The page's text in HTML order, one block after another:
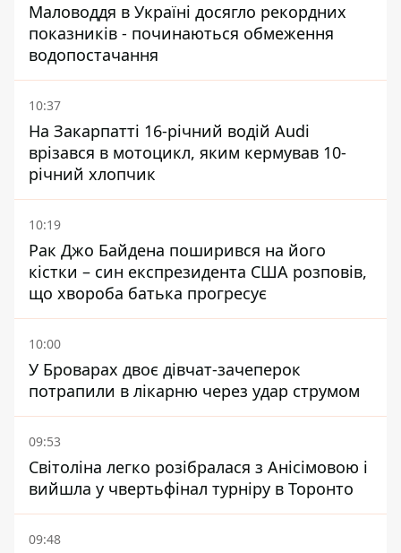
Маловоддя в Україні досягло рекордних
показників - починаються обмеження
водопостачання
10:37
На Закарпатті 16-річний водій Audi
врізався в мотоцикл, яким кермував 10-
річний хлопчик
10:19
Рак Джо Байдена поширився на його
кістки – син експрезидента США розповів,
що хвороба батька прогресує
10:00
У Броварах двоє дівчат-зачеперок
потрапили в лікарню через удар струмом
09:53
Світоліна легко розібралася з Анісімовою і
вийшла у чвертьфінал турніру в Торонто
09:48